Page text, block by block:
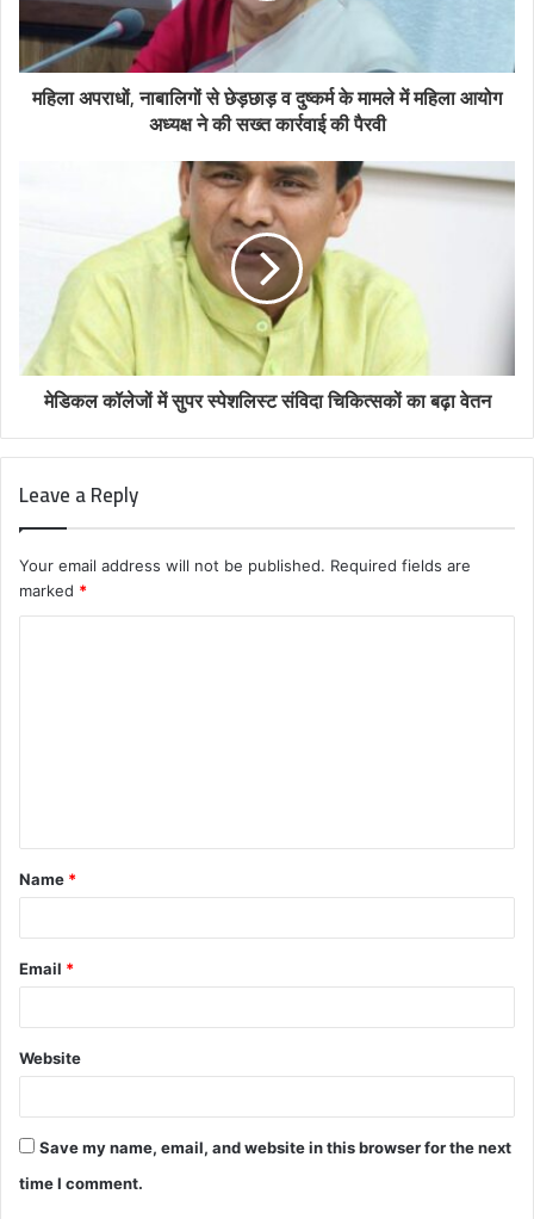
महिला अपराधों, नाबालिगों से छेड़छाड़ व दुष्कर्म के मामले में महिला आयोग
अध्यक्ष ने की सख्त कार्रवाई की पैरवी
मेडिकल कॉलेजों में सुपर स्पेशलिस्ट संविदा चिकित्सकों का बढ़ा वेतन
Leave a Reply
Your email address will not be published. Required fields are
marked *
t
*
Name *
Email *
Website
Save my name, email, and website in this browser for the next
time I comment.